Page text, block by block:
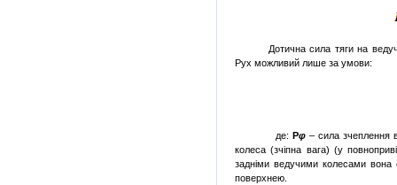
Дотична сила тяги на
Рух можливий ли­ше за умови:
де: Рφ– сила зчеплення
колеса (зчіпна вага) (у
задніми ведучими колесами вона
поверхнею.